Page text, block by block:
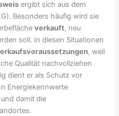
ergibt sich aus dem
Besonders häufig wird sie
verkauft, neu
soll. In diesen Situationen
, weil
Qualität nachvollziehen
dient er als Schutz vor
Energiekennwerte
damit die